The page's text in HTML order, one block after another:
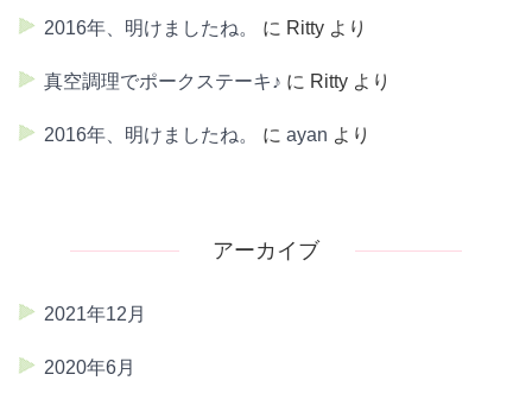
2016年、明けましたね。 に Ritty より
真空調理でポークステーキ♪ に Ritty より
2016年、明けましたね。 に ayan より
アーカイブ
2021年12月
2020年6月